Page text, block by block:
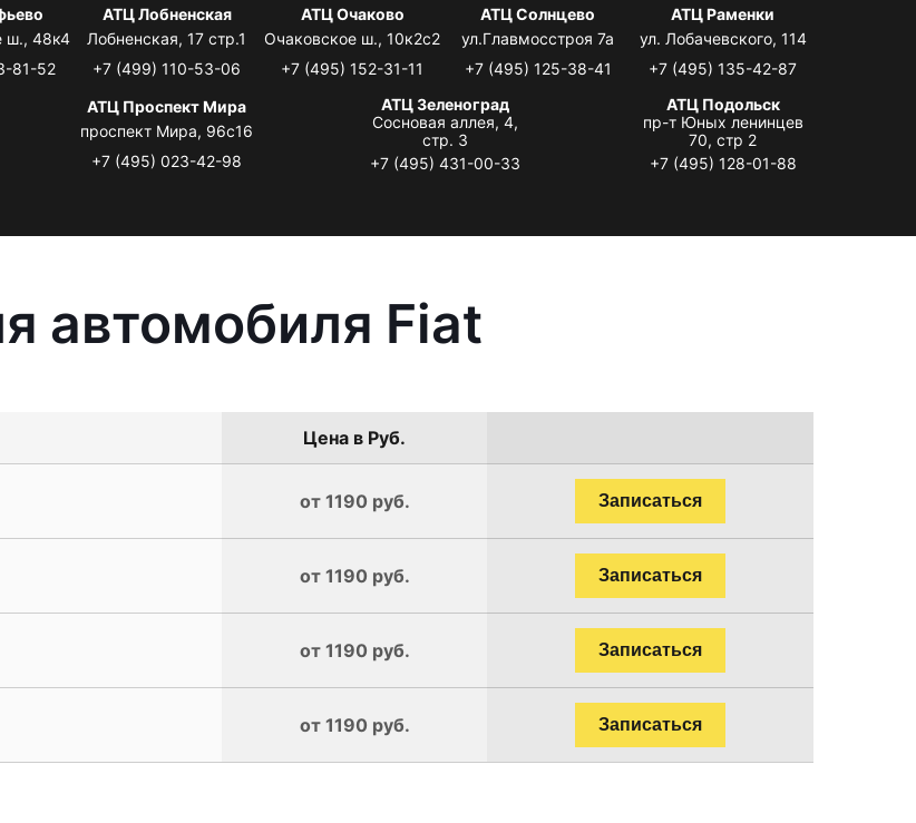
ш., 48к4
81-52
АТЦ Лобненская
Лобненская, 17 стр.1
+7 (499) 110-53-06
АТЦ Очаково
Очаковское ш., 10к2с2
+7 (495) 152-31-11
АТЦ Солнцево
ул.Главмосстроя 7а
+7 (495) 125-38-41
АТЦ Раменки
ул. Лобачевского, 114
+7 (495) 135-42-87
АТЦ Проспект Мира
проспект Мира, 96с16
+7 (495) 023-42-98
АТЦ Зеленоград
Сосновая аллея, 4,
стр. 3
+7 (495) 431-00-33
АТЦ Подольск
пр-т Юных ленинцев
70, стр 2
+7 (495) 128-01-88
автомобиля Fiat
Цена в Руб.
от 1190 руб. Записаться
от 1190 руб. Записаться
от 1190 руб. Записаться
от 1190 руб. Записаться